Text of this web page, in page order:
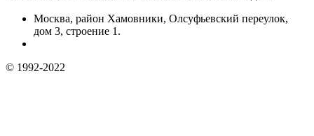
Москва, район Хамовники, Олсуфьевский переулок,
дом 3, строение 1.
© 1992-2022